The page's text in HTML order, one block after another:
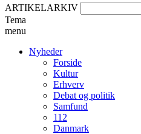
ARTIKELARKIV
Tema
menu
Nyheder
Forside
Kultur
Erhverv
Debat og politik
Samfund
112
Danmark